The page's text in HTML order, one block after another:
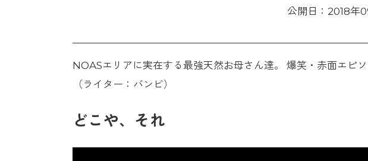
公開日：2018年
NOASエリアに実在する最強天然お母さん達。 爆笑・赤面エピ
（ライター：バンビ）
どこや、それ